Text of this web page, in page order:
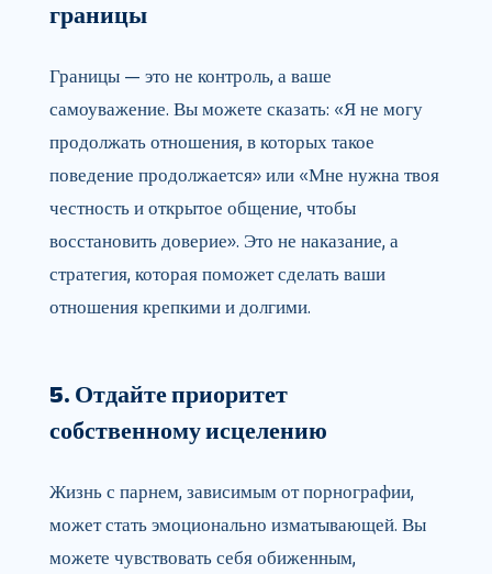
границы
Границы — это не контроль, а ваше
самоуважение. Вы можете сказать: «Я не могу
продолжать отношения, в которых такое
поведение продолжается» или «Мне нужна твоя
честность и открытое общение, чтобы
восстановить доверие». Это не наказание, а
стратегия, которая поможет сделать ваши
отношения крепкими и долгими.
5. Отдайте приоритет
собственному исцелению
Жизнь с парнем, зависимым от порнографии,
может стать эмоционально изматывающей. Вы
можете чувствовать себя обиженным,